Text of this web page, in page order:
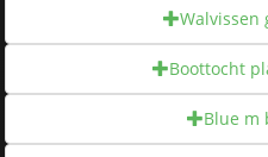
Walvissen
Boottocht
Blue m